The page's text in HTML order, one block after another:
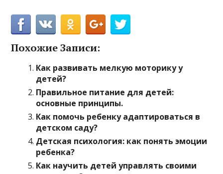
Похожие Записи:
Как развивать мелкую моторику у
детей?
Правильное питание для детей:
основные принципы.
Как помочь ребенку адаптироваться в
детском саду?
Детская психология: как понять эмоции
ребенка?
Как научить детей управлять своими